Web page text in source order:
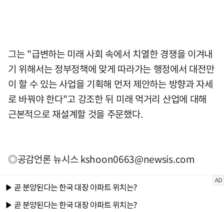
그는 "급변하는 미래 사회 속에서 치열한 경쟁을 이겨내
기 위해서는 정부정책에 맞게 따라가는 행정에서 대전만
이 할 수 있는 사업을 기획해 먼저 제안하는 방향과 자세
로 바꿔야 한다"고 강조한 뒤 미래 먹거리 산업에 대해
근본적으로 재설계할 것을 주문했다.
◎공감언론 뉴시스kshoon0663@newsis.com